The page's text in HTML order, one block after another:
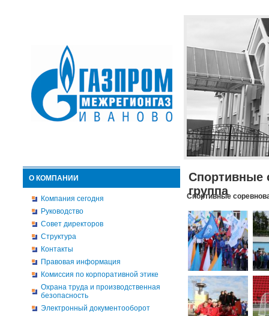
О КОМПАНИИ
Компания сегодня
Руководство
Совет директоров
Структура
Контакты
Правовая информация
Комиссия по корпоративной этике
Охрана труда и производственная
безопасность
Электронный документооборот
Спортивные
группа
Спортивные